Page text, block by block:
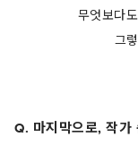
무엇보다
그
Q. 마지막으로, 작가